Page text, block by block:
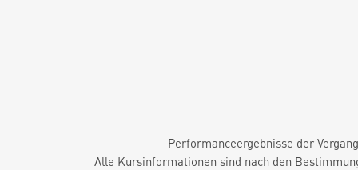
Performanceergebnisse der
Alle Kursinformationen sind nach den